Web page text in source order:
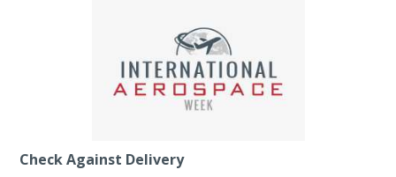
Check Against Delivery